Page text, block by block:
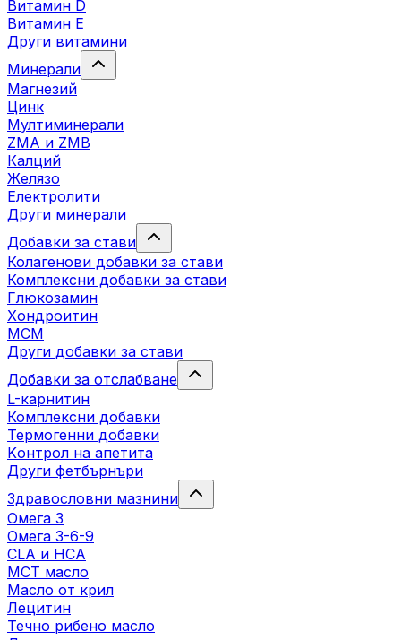
Витамин D
Витамин E
Други витамини
Минерали
Магнезий
Цинк
Мултиминерали
ZMA и ZMB
Калций
Желязо
Електролити
Други минерали
Добавки за стави
Колагенови добавки за стави
Комплексни добавки за стави
Глюкозамин
Хондроитин
МСМ
Други добавки за стави
Добавки за отслабване
L-карнитин
Комплексни добавки
Термогенни добавки
Kонтрол на апетита
Други фетбърнъри
Здравословни мазнини
Омега 3
Омега 3-6-9
CLA и HCA
МСТ масло
Масло от крил
Лецитин
Течно рибено масло